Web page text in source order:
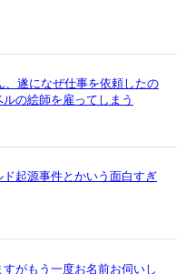
、遂になぜ仕事を依頼したの
の絵師を雇ってしまう
ド起源事件とかいう面白すぎ
がもう一度お名前お伺いし